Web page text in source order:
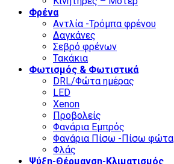
Φρένα
Αντλία -Τρόμπα φρένου
Δαγκάνες
Σεβρό φρένων
Τακάκια
Φωτισμός & Φωτιστικά
DRL/Φώτα ημέρας
LED
Xenon
Προβολείς
Φανάρια Εμπρός
Φανάρια Πίσω -Πίσω φώτα
Φλάς
Ψύξη-Θέρμανση-Κλιματισμός